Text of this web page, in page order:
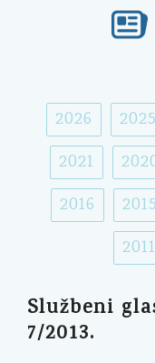
2026 2025
2021
2016
2015
2011
Službeni
7/2013.